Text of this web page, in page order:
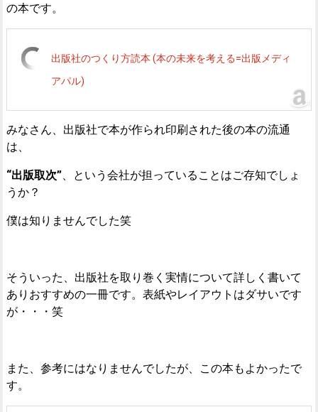
の本です。
出版社のつくり方読本 (本の未来を考える=出版メディ
アパル)
みなさん、出版社で本が作られ印刷された後の本の流通
は、
“出版取次”、という会社が担っていることはご存知でしょ
うか？
僕は知りませんでした笑
そういった、出版社を取り巻く実情について詳しく書いて
ありおすすめの一冊です。表紙やレイアウトはダサいです
が・・・笑
また、参考にはなりませんでしたが、この本もよかったで
す。